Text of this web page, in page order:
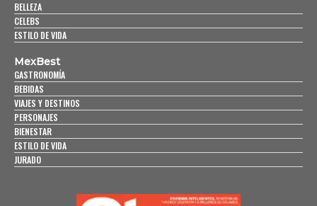
BELLEZA
CELEBS
ESTILO DE VIDA
MexBest
GASTRONOMÍA
BEBIDAS
VIAJES Y DESTINOS
PERSONAJES
BIENESTAR
ESTILO DE VIDA
JURADO